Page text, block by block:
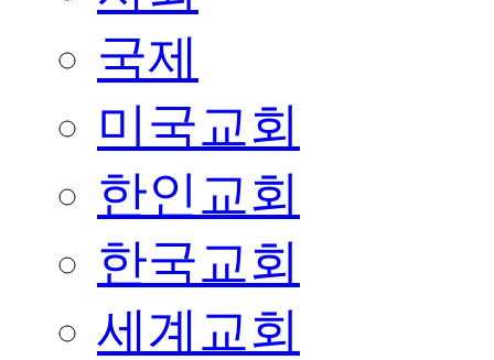
국제
미국교회
한인교회
한국교회
세계교회